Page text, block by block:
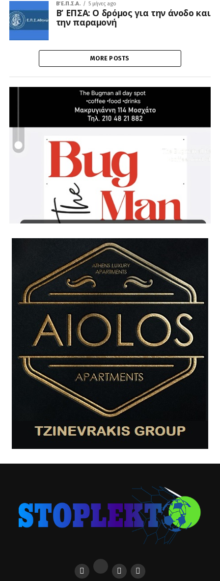
Β΄ Ε.Π.Σ.Α. 5 μήνες ago
Β’ ΕΠΣΑ: Ο δρόμος για την άνοδο και
την παραμονή
MORE POSTS